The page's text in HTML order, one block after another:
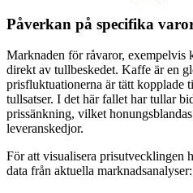
Påverkan på specifika
Marknaden för råvaror, exempelvis
direkt av tullbeskedet. Kaffe är en
prisfluktuationerna är tätt kopplade
tullsatser. I det här fallet har tullar
prissänkning, vilket
leveranskedjor.
För att visualisera prisutvecklingen
data från aktuella marknadsanalyser: